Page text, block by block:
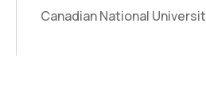
Canadian National